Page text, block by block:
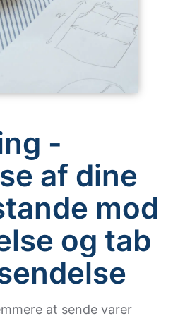
-
af dine
mod
og tab
at sende varer